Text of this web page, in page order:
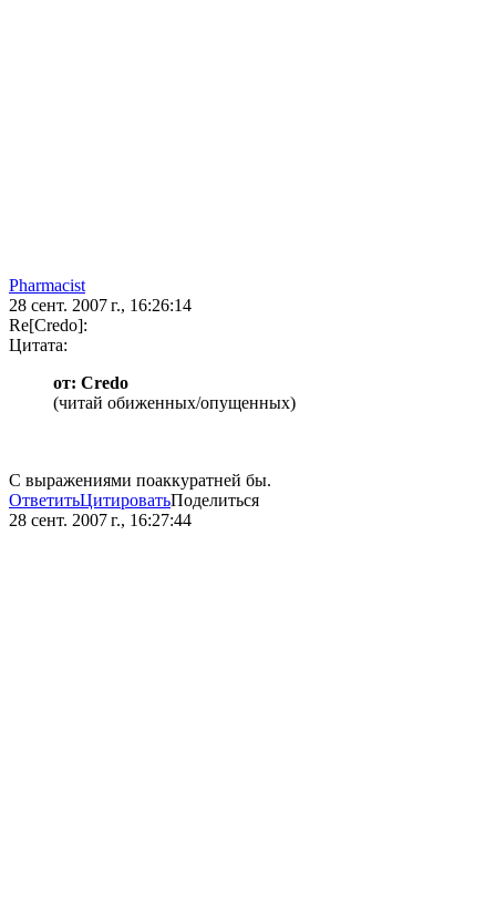
Pharmacist
28 сент. 2007 г., 16:26:14
Re[Credo]:
Цитата:
от: Credo
(читай обиженных/опущенных)
С выражениями поаккуратней бы.
ОтветитьЦитироватьПоделиться
28 сент. 2007 г., 16:27:44